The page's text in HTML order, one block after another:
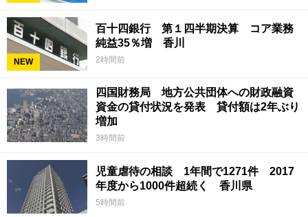
NEW
百十四銀行 第１四半期決算 コア業務
純益35％増 香川
2時間前
四国財務局 地方公共団体への財政融資
資金の貸付状況を発表 貸付額は2年ぶり
増加
3時間前
児童虐待の相談 1年間で1271件 2017
年度から1000件超続く 香川県
5時間前